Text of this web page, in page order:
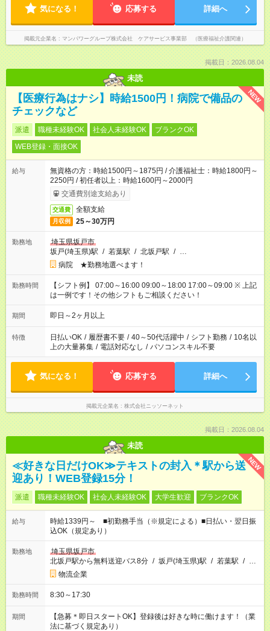
気になる！ 応募する 詳細へ
掲載元企業名 マンパワーグループ株式会社 ケアサービス事業部 （医療福祉介護関連）
掲載日：2026.08.04
未読
NEW
【医療行為はナシ】時給1500円！病院で備品の
チェックなど
派遣 職種未経験OK 社会人未経験OK
ブランクOK
WEB登録・面接OK
給与
無資格の方：時給1500円～1875円 / 介護福祉士：時給1800円～
2250円 / 初任者以上：時給1600円～2000円
交通費別途支給あり
交通費 全額支給
月収例 25～30万円
勤務地
埼玉県坂戸市
坂戸(埼玉県)駅 / 若葉駅 / 北坂戸駅 / …
病院 ★勤務地選べます！
勤務時間
【シフト例】 07:00～16:00 09:00～18:00 17:00～09:00 ※ 上記
は一例です！その他シフトもご相談ください！
期間 即日～2ヶ月以上
特徴 日払いOK / 履歴書不要 / 40～50代活躍中 / シフト勤務 / 10名以
上の大量募集 / 電話対応なし / パソコンスキル不要
気になる！ 応募する 詳細へ
掲載元企業名 株式会社ニッソーネット
掲載日：2026.08.04
未読
NEW
≪好きな日だけOK≫テキストの封入＊駅から送
迎あり！WEB登録15分！
派遣 職種未経験OK 社会人未経験OK 大学生歓迎 ブランクOK
給与
時給1339円～ ■初勤務手当（※規定による）■日払い・翌日振
込OK（規定あり）
勤務地
埼玉県坂戸市
北坂戸駅から無料送迎バス8分 / 坂戸(埼玉県)駅 / 若葉駅 / …
物流企業
勤務時間 8:30～17:30
期間
【急募＊即日スタートOK】登録後は好きな時に働けます！（業
法に基づく規定あり）